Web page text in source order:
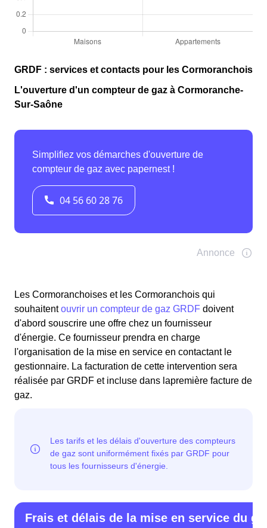
GRDF : services et contacts pour les Cormoranchois
L'ouverture d'un compteur de gaz à Cormoranche-
Sur-Saône
Les Cormoranchoises et les Cormoranchois qui
souhaitentouvrir un compteur de gaz GRDF doivent
d'abord souscrire une offre chez un fournisseur
d'énergie. Ce fournisseur prendra en charge
l'organisation de la mise en service en contactant le
gestionnaire. La facturation de cette intervention sera
réalisée par GRDF et incluse dans lapremière facture de
gaz.
Frais et délais de la mise en service du